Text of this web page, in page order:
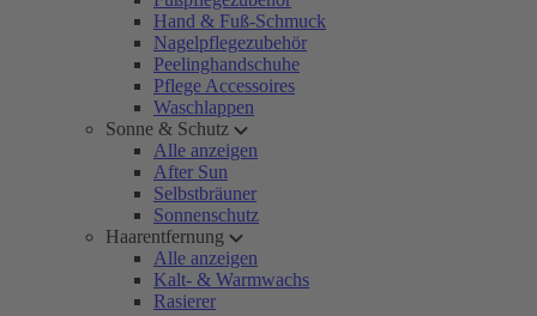
Hand & Fuß-Schmuck
Nagelpflegezubehör
Peelinghandschuhe
Pflege Accessoires
Waschlappen
Sonne & Schutz
Alle anzeigen
After Sun
Selbstbräuner
Sonnenschutz
Haarentfernung
Alle anzeigen
Kalt- & Warmwachs
Rasierer